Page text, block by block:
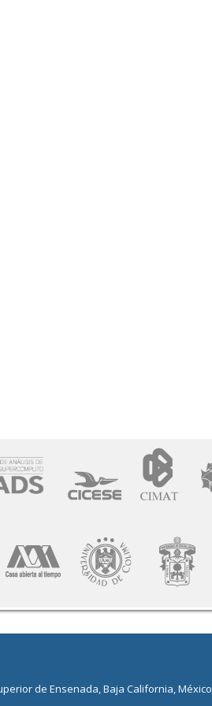
de Ensenada, Baja California, México